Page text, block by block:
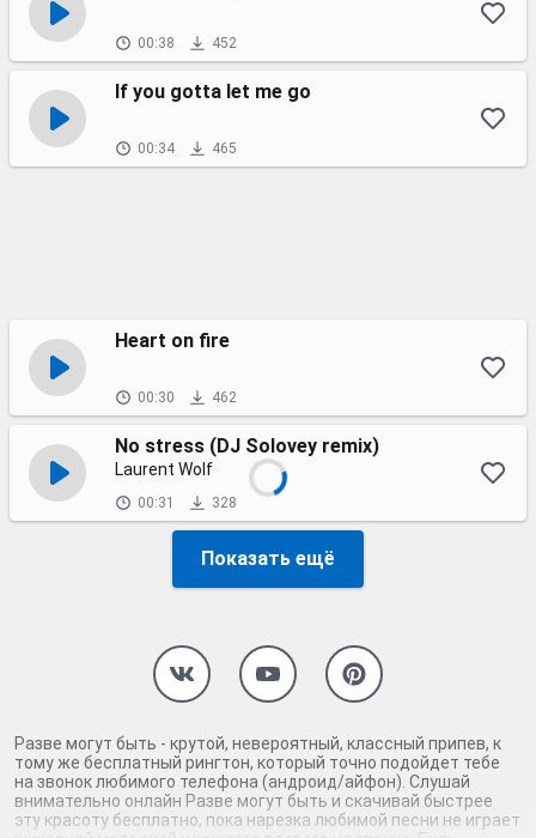
00:38 452
If you gotta let me go
00:34 465
Heart on fire
00:30 462
No stress (DJ Solovey remix)
Laurent Wolf
00:31 328
Показать ещё
Разве могут быть - крутой, невероятный, классный припев, к
тому же бесплатный рингтон, который точно подойдет тебе
на звонок любимого телефона (андроид/айфон). Слушай
внимательно онлайн Разве могут быть и скачивай быстрее
эту красоту бесплатно, пока нарезка любимой песни не играет